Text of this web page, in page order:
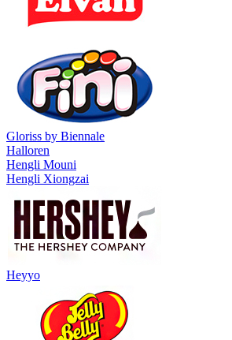
Gloriss by Biennale
Halloren
Hengli Mouni
Hengli Xiongzai
Heyyo